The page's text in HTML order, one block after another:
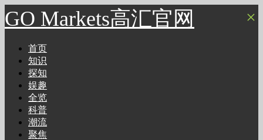
GO Markets高汇官网
首页
知识
探知
娱趣
全览
科普
潮流
聚焦
×